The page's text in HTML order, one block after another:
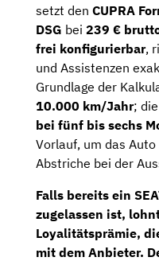
setzt den CUPRA
DSG bei 239 €
frei konfigurierbar,
und Assistenzen
Grundlage der
10.000 km/Jahr; die
bei fünf bis sechs
Vorlauf, um das
Abstriche bei der
Falls bereits ein
zugelassen ist,
Loyalitätsprämie,
mit dem Anbieter.